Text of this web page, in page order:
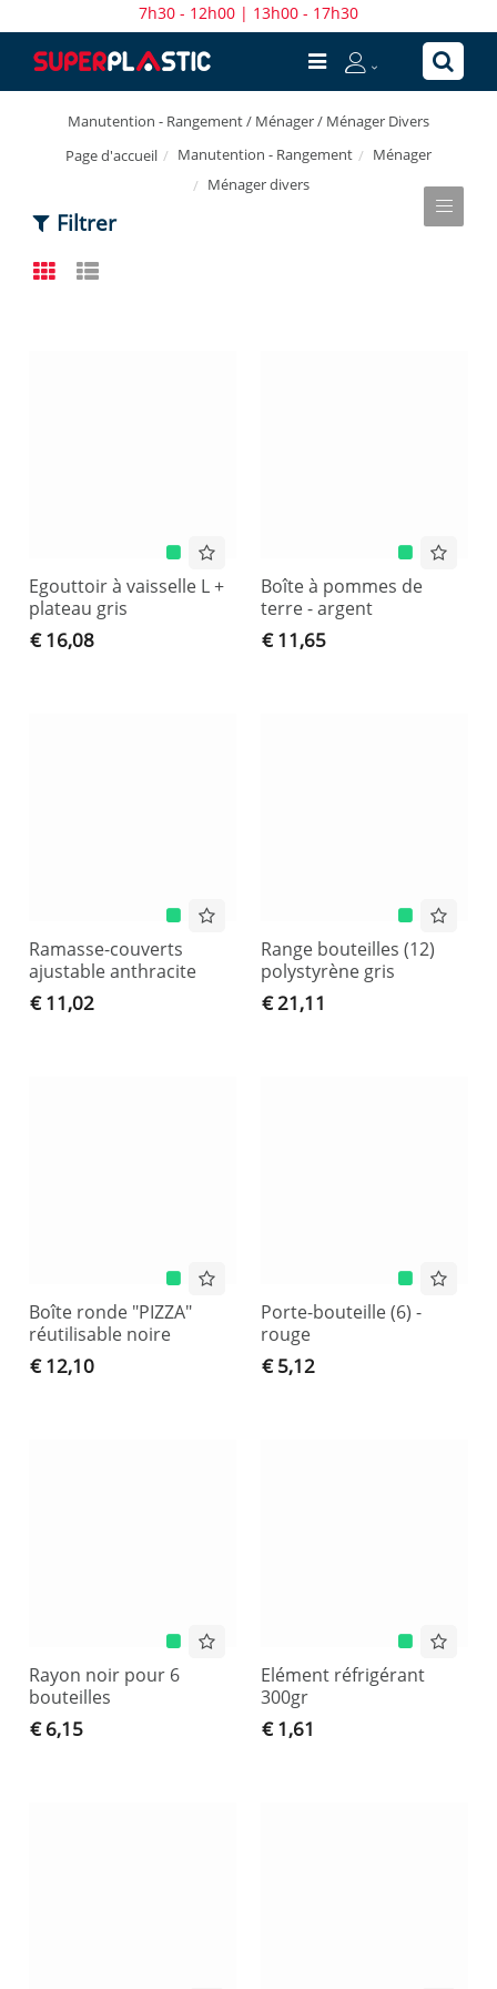
7h30 - 12h00 | 13h00 - 17h30
Manutention - Rangement / Ménager / Ménager Divers
Page d'accueil
Manutention - Rangement
Ménager
Ménager divers
Filtrer
Egouttoir à vaisselle L +
plateau gris
€ 16,08
Boîte à pommes de
terre - argent
€ 11,65
Ramasse-couverts
ajustable anthracite
€ 11,02
Range bouteilles (12)
polystyrène gris
€ 21,11
Boîte ronde "PIZZA"
réutilisable noire
€ 12,10
Porte-bouteille (6) -
rouge
€ 5,12
Rayon noir pour 6
bouteilles
€ 6,15
Elément réfrigérant
300gr
€ 1,61